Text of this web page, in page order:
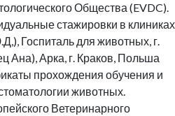
Общества (EVDC).
стажировки в клиниках
Госпиталь для животных, г.
Ана), Арка, г. Краков, Польша
прохождения обучения и
животных.
Ветеринарного